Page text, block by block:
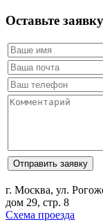
Оставьте
г. Москва, ул.
дом 29, стр. 8
Схема проезда